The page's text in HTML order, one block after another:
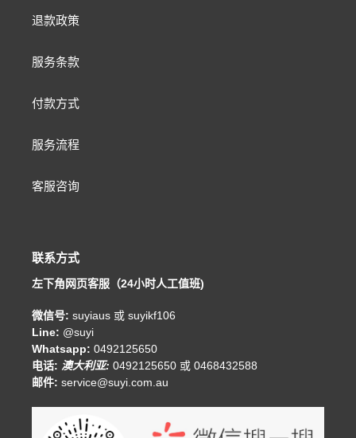
退款政策
服务条款
付款方式
服务流程
客服咨询
联系方式
左下角网页客服（24小时人工值班)
微信号: suyiaus 或 suyikf106
Line: @suyi
Whatsapp: 0492125650
电话: 澳大利亚: 0492125650 或 0468432588
邮件: service@suyi.com.au